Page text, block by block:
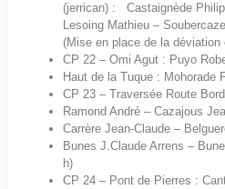
(jerrican) : Castaignède
Lesoing Mathieu –
(Mise en place de la
CP 22 – Omi Agut : Puyo
Haut de la Tuque : Mohorade
CP 23 – Traversée Route
Ramond André – Cazajous
Carrère Jean-Claude –
Bunes J.Claude Arrens –
h)
CP 24 – Pont de Pierres :